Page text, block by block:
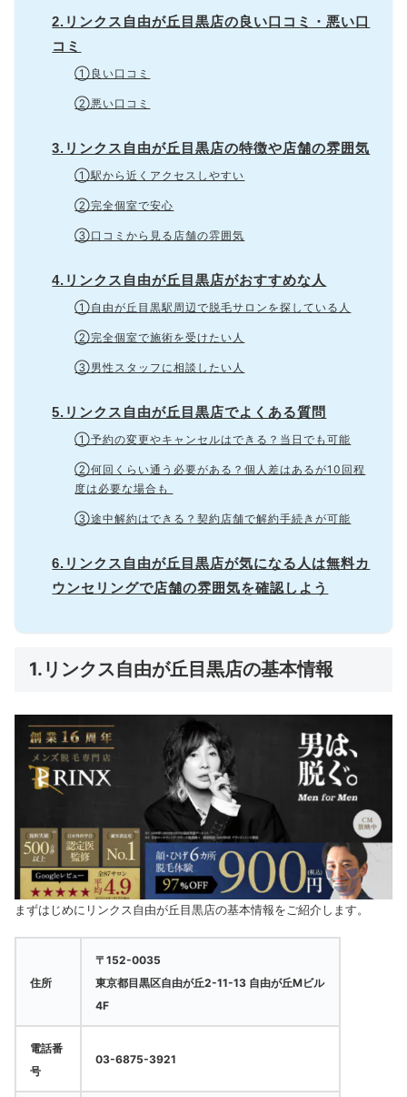
2.リンクス自由が丘目黒店の良い口コミ・悪い口
コミ
①良い口コミ
②悪い口コミ
3.リンクス自由が丘目黒店の特徴や店舗の雰囲気
①駅から近くアクセスしやすい
②完全個室で安心
③口コミから見る店舗の雰囲気
4.リンクス自由が丘目黒店がおすすめな人
①自由が丘目黒駅周辺で脱毛サロンを探している人
②完全個室で施術を受けたい人
③男性スタッフに相談したい人
5.リンクス自由が丘目黒店でよくある質問
①予約の変更やキャンセルはできる？当日でも可能
②何回くらい通う必要がある？個人差はあるが10回程
度は必要な場合も
③途中解約はできる？契約店舗で解約手続きが可能
6.リンクス自由が丘目黒店が気になる人は無料カ
ウンセリングで店舗の雰囲気を確認しよう
1.リンクス自由が丘目黒店の基本情報
まずはじめにリンクス自由が丘目黒店の基本情報をご紹介します。
住所
〒152-0035
東京都目黒区自由が丘2-11-13 自由が丘Mビル
4F
電話番
号
03-6875-3921